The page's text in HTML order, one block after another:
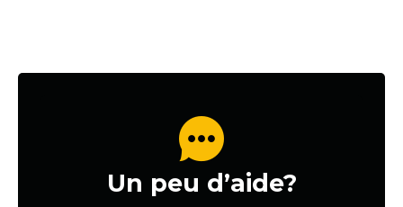
Un peu d’aide?